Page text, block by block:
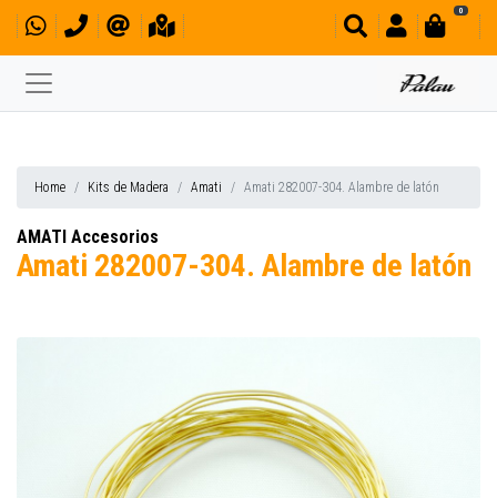
0
Home Kits de Madera Amati Amati 282007-304. Alambre de latón
AMATI Accesorios
Amati 282007-304. Alambre de latón